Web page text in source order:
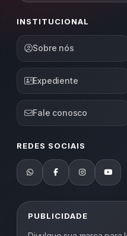
INSTITUCIONAL
Sobre nós
Expediente
Fale conosco
REDES SOCIAIS
PUBLICIDADE